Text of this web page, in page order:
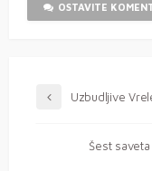
OSTAVITE
Uzbudljive
Šest